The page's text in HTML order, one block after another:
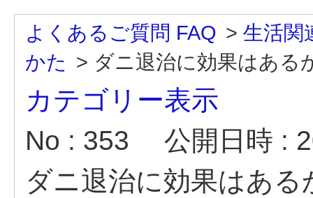
よくあるご質問 FAQ > 生活関
かた > ダニ退治に効果はある
カテゴリー表示
No : 353
公開日時 :
ダニ退治に効果はある